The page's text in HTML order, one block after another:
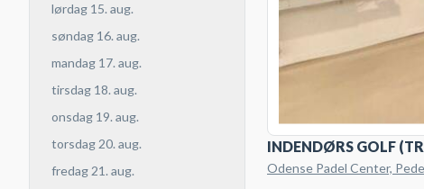
lørdag 15. aug.
søndag 16. aug.
mandag 17. aug.
tirsdag 18. aug.
onsdag 19. aug.
torsdag 20. aug.
fredag 21. aug.
INDENDØRS GOLF
Odense Padel Center,